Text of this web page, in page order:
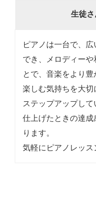
生徒
ピアノは一台で、
でき、メロディーや
とで、音楽をより豊
楽しむ気持ちを大
ステップアップし
仕上げたときの達
ります。
気軽にピアノレッス